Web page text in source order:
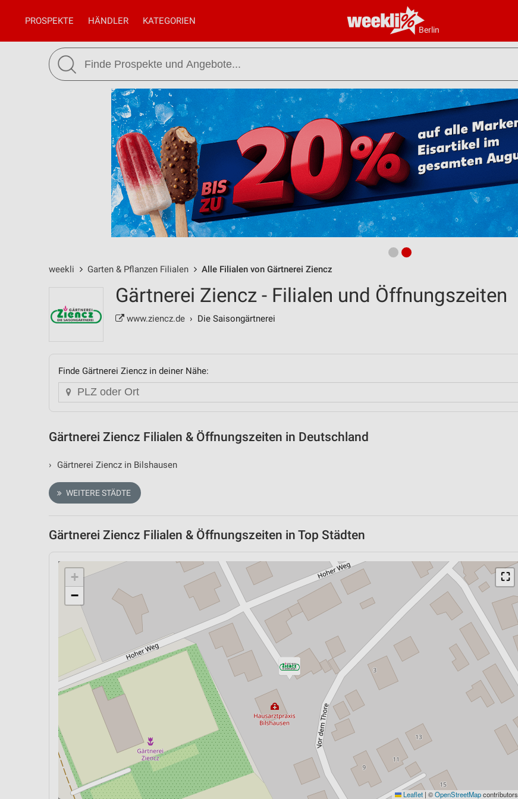
Berlin
PROSPEKTE HÄNDLER KATEGORIEN
weekli Garten & Pflanzen Filialen Alle Filialen von Gärtnerei Ziencz
Gärtnerei Ziencz - Filialen und Öffnungszeiten
www.ziencz.de › Die Saisongärtnerei
Finde Gärtnerei Ziencz in deiner Nähe:
Gärtnerei Ziencz Filialen & Öffnungszeiten in Deutschland
› Gärtnerei Ziencz in Bilshausen
WEITERE STÄDTE
Gärtnerei Ziencz Filialen & Öffnungszeiten in Top Städten
⛶
+
−
Leaflet | ©OpenStreetMapcontributors